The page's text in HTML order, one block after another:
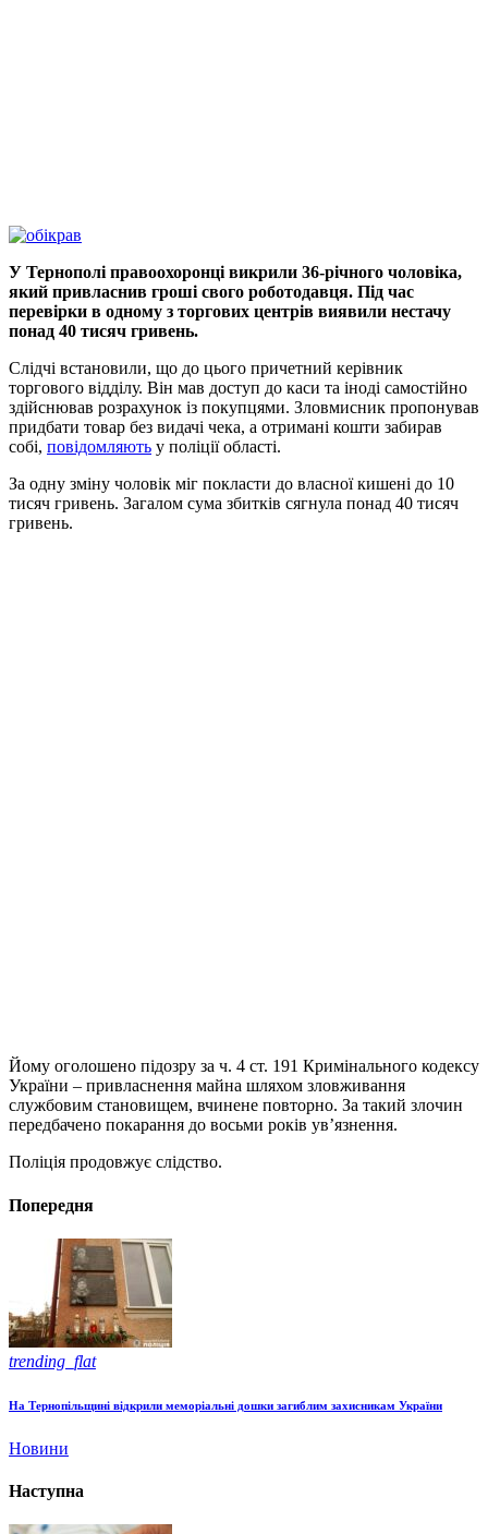
У Тернополі правоохоронці викрили 36-річного чоловіка,
який привласнив гроші свого роботодавця. Під час
перевірки в одному з торгових центрів виявили нестачу
понад 40 тисяч гривень.
Слідчі встановили, що до цього причетний керівник
торгового відділу. Він мав доступ до каси та іноді самостійно
здійснював розрахунок із покупцями. Зловмисник пропонував
придбати товар без видачі чека, а отримані кошти забирав
собі, повідомляють у поліції області.
За одну зміну чоловік міг покласти до власної кишені до 10
тисяч гривень. Загалом сума збитків сягнула понад 40 тисяч
гривень.
Йому оголошено підозру за ч. 4 ст. 191 Кримінального кодексу
України – привласнення майна шляхом зловживання
службовим становищем, вчинене повторно. За такий злочин
передбачено покарання до восьми років ув’язнення.
Поліція продовжує слідство.
Попередня
trending_flat
На Тернопільщині відкрили меморіальні дошки загиблим захисникам України
Новини
Наступна